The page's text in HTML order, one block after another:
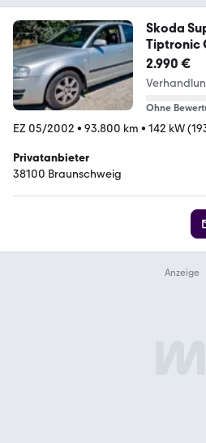
Skoda
Tiptronic
2.990 €
Ohne
EZ 05/2002 • 93.800 km • 142 kW
Privatanbieter
38100 Braunschweig